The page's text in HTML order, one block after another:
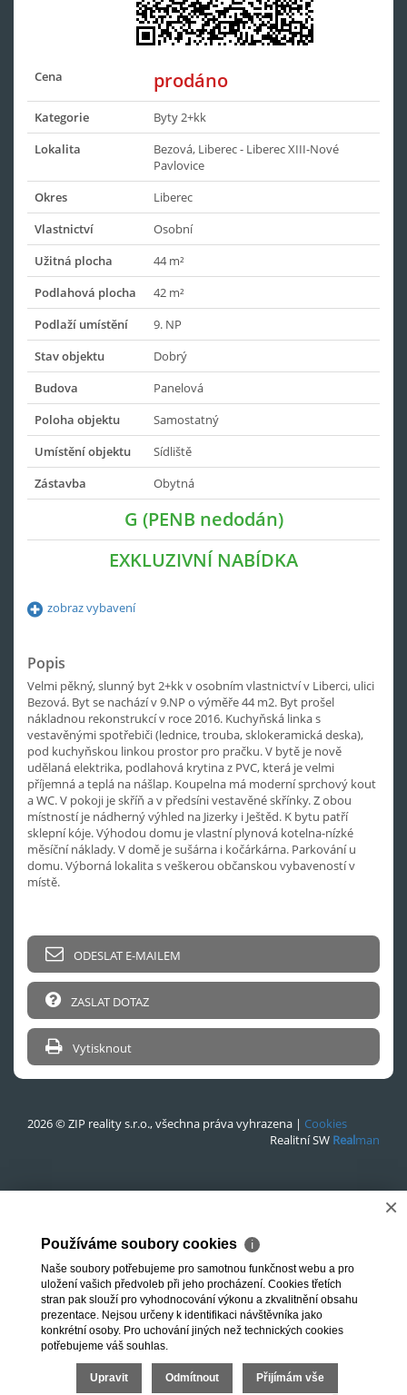
Cena prodáno
Kategorie
Byty 2+kk
Lokalita
Bezová, Liberec - Liberec XIII-Nové
Pavlovice
Okres
Liberec
Vlastnictví
Osobní
Užitná plocha
44 m²
Podlahová plocha
42 m²
Podlaží umístění
9. NP
Stav objektu
Dobrý
Budova
Panelová
Poloha objektu
Samostatný
Umístění objektu
Sídliště
Zástavba
Obytná
G (PENB nedodán)
EXKLUZIVNÍ NABÍDKA
zobraz vybavení
Popis
Velmi pěkný, slunný byt 2+kk v osobním vlastnictví v Liberci, ulici
Bezová. Byt se nachází v 9.NP o výměře 44 m2. Byt prošel
nákladnou rekonstrukcí v roce 2016. Kuchyňská linka s
vestavěnými spotřebiči (lednice, trouba, sklokeramická deska),
pod kuchyňskou linkou prostor pro pračku. V bytě je nově
udělaná elektrika, podlahová krytina z PVC, která je velmi
příjemná a teplá na nášlap. Koupelna má moderní sprchový kout
a WC. V pokoji je skříň a v předsíni vestavěné skřínky. Z obou
místností je nádherný výhled na Jizerky i Ještěd. K bytu patří
sklepní kóje. Výhodou domu je vlastní plynová kotelna-nízké
měsíční náklady. V domě je sušárna i kočárkárna. Parkování u
domu. Výborná lokalita s veškerou občanskou vybaveností v
místě.
ODESLAT E-MAILEM
ZASLAT DOTAZ
Vytisknout
2026 © ZIP reality s.r.o., všechna práva vyhrazena | Cookies
Realitní SW Realman
×
Používáme soubory cookies ℹ
Naše soubory potřebujeme pro samotnou funkčnost webu a pro
uložení vašich předvoleb při jeho procházení. Cookies třetích
stran pak slouží pro vyhodnocování výkonu a zkvalitnění obsahu
prezentace. Nejsou určeny k identifikaci návštěvníka jako
konkrétní osoby. Pro uchování jiných než technických cookies
potřebujeme váš souhlas.
Upravit Odmítnout Přijímám vše